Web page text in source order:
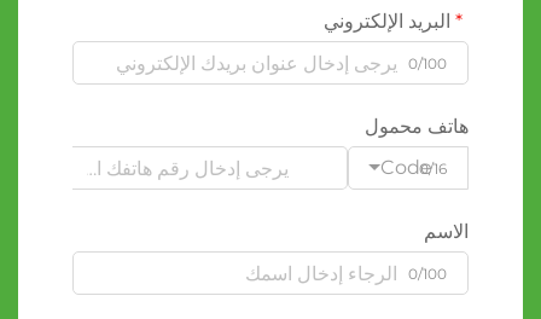
البريد الإلكتروني
0/100
هاتف محمول
Code0/16
الاسم
0/100